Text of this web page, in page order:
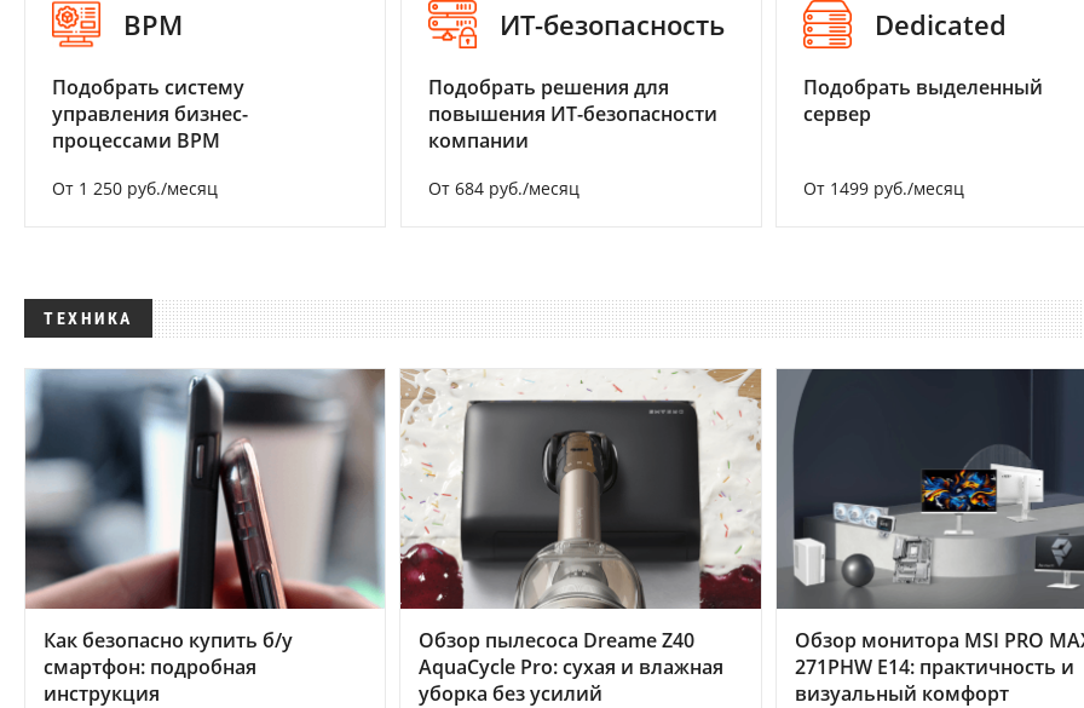
BPM
Подобрать систему
управления бизнес-
процессами BPM
От 1 250 руб./месяц
ИТ-безопасность
Подобрать решения для
повышения ИТ-безопасности
компании
От 684 руб./месяц
Dedicated
Подобрать выделенный
сервер
От 1499 руб./месяц
ТЕХНИКА
Как безопасно купить б/у
смартфон: подробная
инструкция
Обзор пылесоса Dreame Z40
AquaCycle Pro: сухая и влажная
уборка без усилий
Обзор монитора MSI PRO
271PHW E14: практичность и
визуальный комфорт